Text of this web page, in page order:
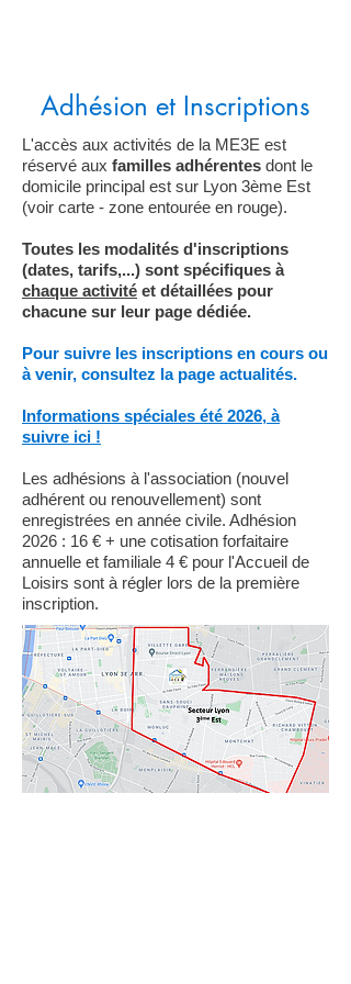
Adhésion et Inscriptions
L'accès aux activités de la ME3E est
réservé aux familles adhérentes dont le
domicile principal est sur Lyon 3ème Est
(voir carte - zone entourée en rouge).
Toutes les modalités d'inscriptions
(dates, tarifs,...) sont spécifiques à
chaque activité et détaillées pour
chacune sur leur page dédiée.
Pour suivre les inscriptions en cours ou
à venir, consultez la page actualités.
Informations spéciales été 2026, à
suivre ici !
Les adhésions à l'association (nouvel
adhérent ou renouvellement) sont
enregistrées en année civile. Adhésion
2026 : 16 € + une cotisation forfaitaire
annuelle et familiale 4 € pour l'Accueil de
Loisirs sont à régler lors de la première
inscription.